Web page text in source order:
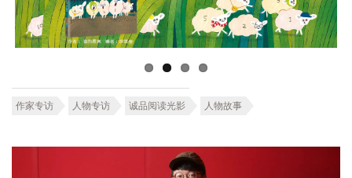
作家专访 人物专访 诚品阅读光影 人物故事